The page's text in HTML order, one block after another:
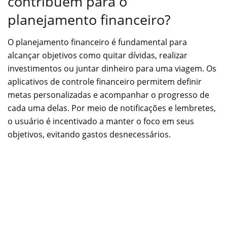
planejamento financeiro?
O planejamento financeiro é fundamental para
alcançar objetivos como quitar dívidas, realizar
investimentos ou juntar dinheiro para uma viagem. Os
aplicativos de controle financeiro permitem definir
metas personalizadas e acompanhar o progresso de
cada uma delas. Por meio de notificações e lembretes,
o usuário é incentivado a manter o foco em seus
objetivos, evitando gastos desnecessários.